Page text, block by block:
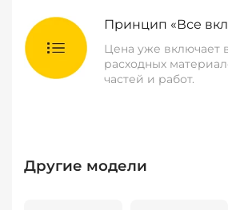
Принцип «Все
Цена уже включает
расходных
частей и работ.
Другие модели